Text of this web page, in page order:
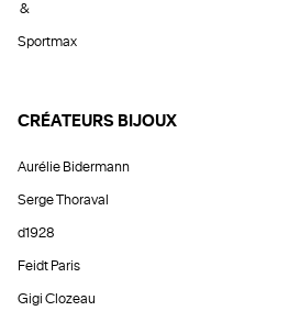
&
Sportmax
CRÉATEURS BIJOUX
Aurélie Bidermann
Serge Thoraval
d1928
Feidt Paris
Gigi Clozeau